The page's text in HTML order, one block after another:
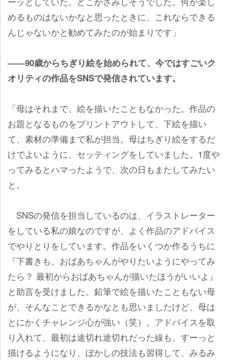
めるものはないかなと思ったときに、これならできる
んじゃないかと勧めてみたのが始まりです」
――90歳からちぎり絵を始められて、今ではすごいク
オリティの作品をSNSで発信されています。
「母はそれまで、絵を描いたこともなかった。作品の
お題となるものをプリントアウトして、下絵を描い
て、素材の準備まで私が担当。母はちぎり絵をするだ
けでよいように、セッティングをしていました。1度
ってみるとハマったようで、次の日もまたしてみたい
と。
SNSの発信を担当しているのは、イラストレーター
をしている私の娘なのですが、よく作品のアドバイス
でやりとりをしています。作品をいくつか作るうちに
『下書きも、おばあちゃんがやりたいようにやってみ
たら？ 最初からおばあちゃんが描いたほうがいいよ』
と助言を受けました。鉛筆で絵を描いたこともない母
が、そんなことできるかなとも思いましたけど、母は
とにかくチャレンジ心が強い（笑）。アドバイスを取
り入れて、最初は途切れ途切れだった線も、すーっと
描けるようになり、ぼかしの技法も習得して、みるみ